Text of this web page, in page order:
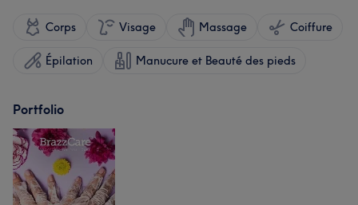
Corps Visage Massage Coiffure
Épilation Manucure et Beauté des pieds
Portfolio